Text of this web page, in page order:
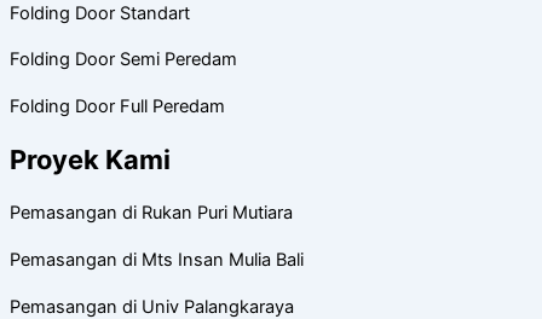
Folding Door Standart
Folding Door Semi Peredam
Folding Door Full Peredam
Proyek Kami
Pemasangan di Rukan Puri Mutiara
Pemasangan di Mts Insan Mulia Bali
Pemasangan di Univ Palangkaraya